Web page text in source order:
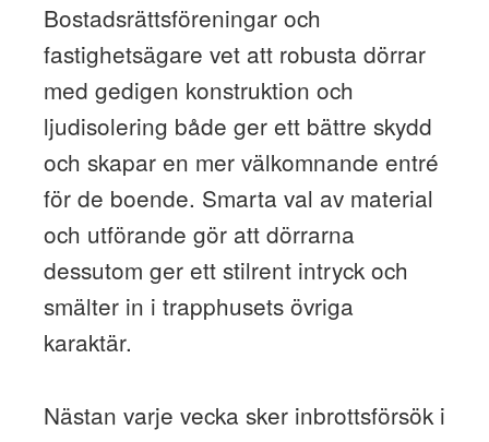
Bostadsrättsföreningar och
fastighetsägare vet att robusta dörrar
med gedigen konstruktion och
ljudisolering både ger ett bättre skydd
och skapar en mer välkomnande entré
för de boende. Smarta val av material
och utförande gör att dörrarna
dessutom ger ett stilrent intryck och
smälter in i trapphusets övriga
karaktär.
Nästan varje vecka sker inbrottsförsök i